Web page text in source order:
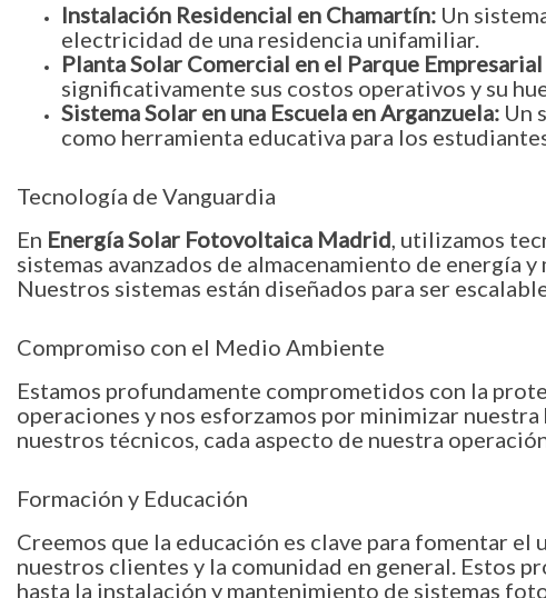
Instalación Residencial en Chamartín: Un
electricidad de una residencia unifamiliar.
Planta Solar Comercial en el Parque Empresarial
significativamente sus costos operativos y su
Sistema Solar en una Escuela en Arganzuela: Un
como herramienta educativa para los
Tecnología de Vanguardia
En Energía Solar Fotovoltaica Madrid, utilizamos
sistemas avanzados de almacenamiento de energía
Nuestros sistemas están diseñados para ser
Compromiso con el Medio Ambiente
Estamos profundamente comprometidos con la
operaciones y nos esforzamos por minimizar
nuestros técnicos, cada aspecto de nuestra
Formación y Educación
Creemos que la educación es clave para fomentar
nuestros clientes y la comunidad en general. Estos
hasta la instalación y mantenimiento de sistemas